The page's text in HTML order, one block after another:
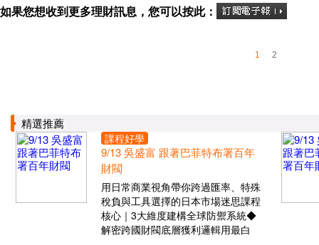
如果您想收到更多理財訊息，您可以按此：
1 2
精選推薦
課程好學
9/13 吳盛富 跟著巴菲特布署百年
財閥
用日常商業視角帶你跨過匯率、特殊
稅負與工具選擇的日本市場迷思課程
核心｜3大維度建構全球防禦系統◆
解密跨國財閥底層獲利邏輯用最白